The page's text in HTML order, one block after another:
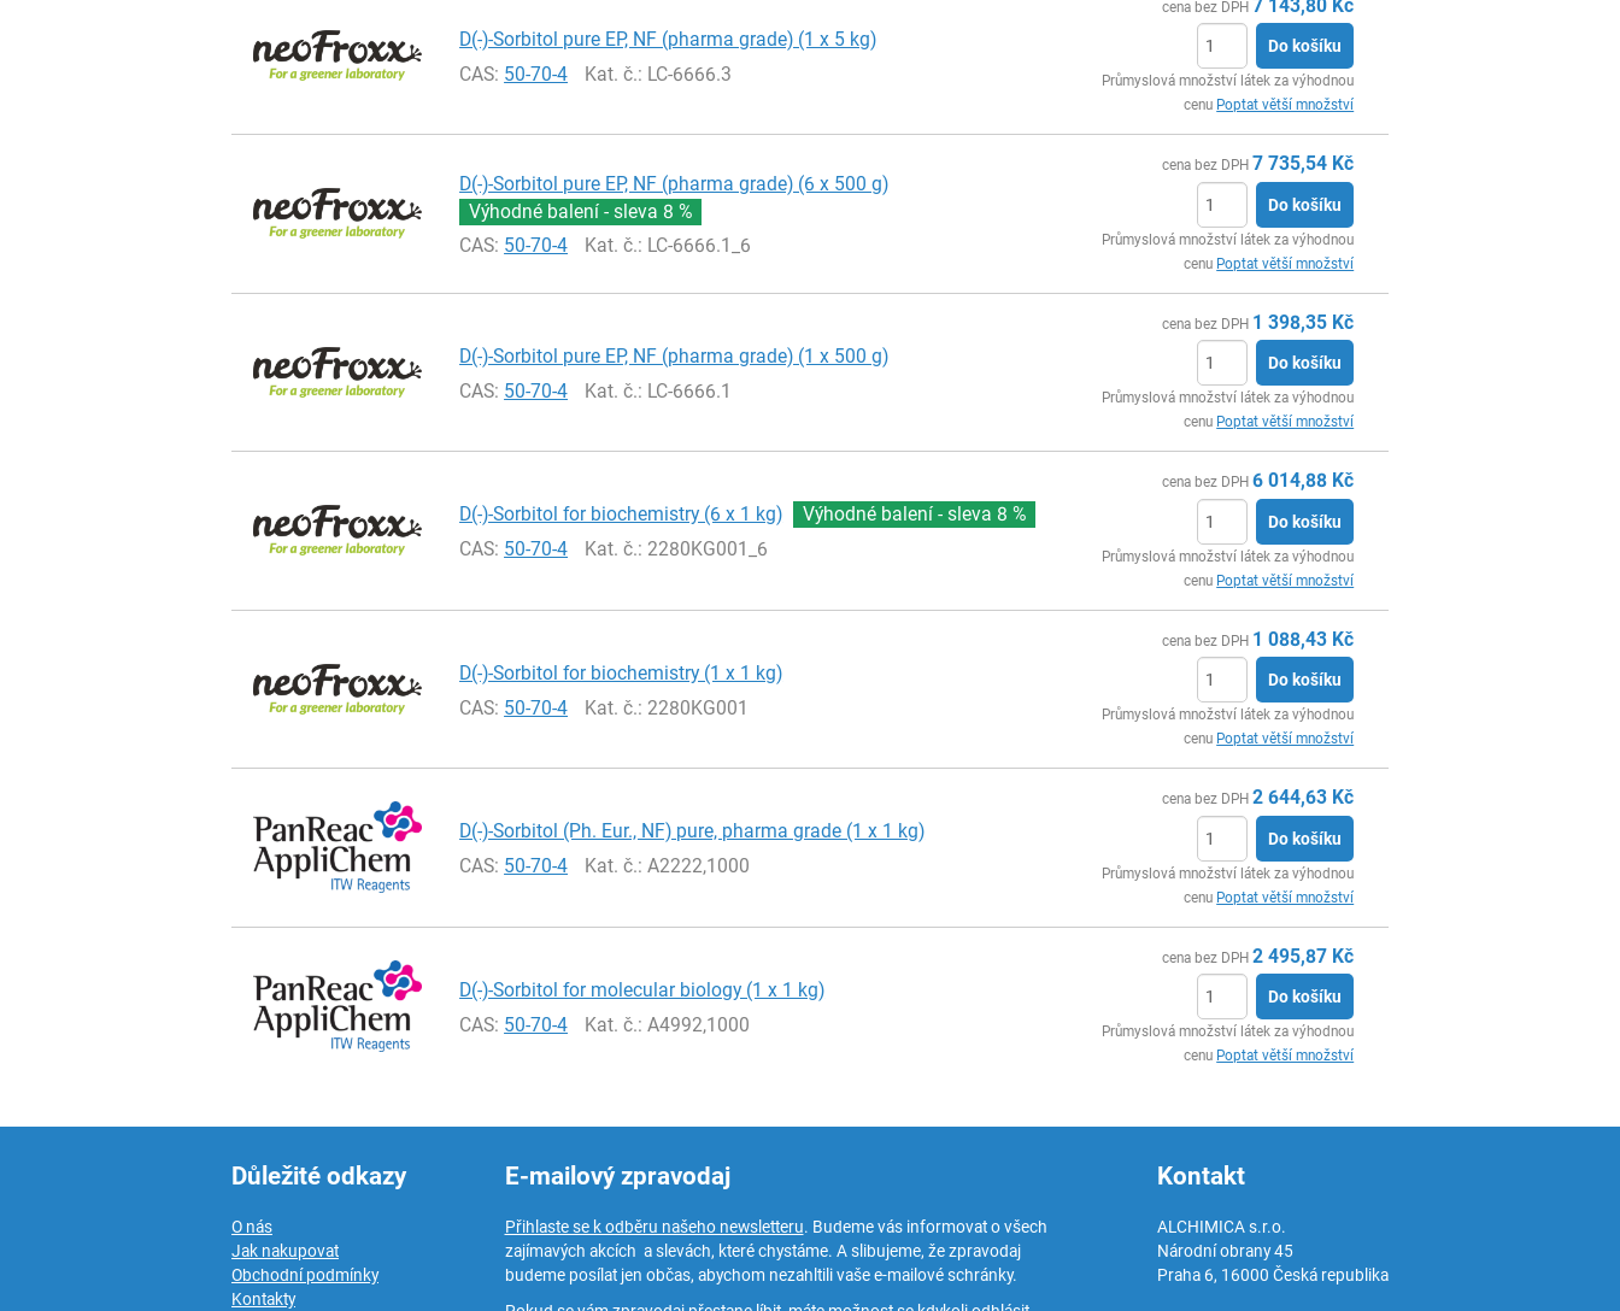
D(-)-Sorbitol pure EP, NF (pharma grade) (1 x 5 kg)
CAS: 50-70-4 Kat. č.: LC-6666.3
cena bez DPH 7 143,80 Kč
Do košíku
Průmyslová množství látek za výhodnou
cenu Poptat větší množství
D(-)-Sorbitol pure EP, NF (pharma grade) (6 x 500 g)
Výhodné balení - sleva 8 %
CAS: 50-70-4 Kat. č.: LC-6666.1_6
cena bez DPH 7 735,54 Kč
Do košíku
Průmyslová množství látek za výhodnou
cenu Poptat větší množství
D(-)-Sorbitol pure EP, NF (pharma grade) (1 x 500 g)
CAS: 50-70-4 Kat. č.: LC-6666.1
cena bez DPH 1 398,35 Kč
Do košíku
Průmyslová množství látek za výhodnou
cenu Poptat větší množství
D(-)-Sorbitol for biochemistry (6 x 1 kg) Výhodné balení - sleva 8 %
CAS: 50-70-4 Kat. č.: 2280KG001_6
cena bez DPH 6 014,88 Kč
Do košíku
Průmyslová množství látek za výhodnou
cenu Poptat větší množství
D(-)-Sorbitol for biochemistry (1 x 1 kg)
CAS: 50-70-4 Kat. č.: 2280KG001
cena bez DPH 1 088,43 Kč
Do košíku
Průmyslová množství látek za výhodnou
cenu Poptat větší množství
D(-)-Sorbitol (Ph. Eur., NF) pure, pharma grade (1 x 1 kg)
CAS: 50-70-4 Kat. č.: A2222,1000
cena bez DPH 2 644,63 Kč
Do košíku
Průmyslová množství látek za výhodnou
cenu Poptat větší množství
D(-)-Sorbitol for molecular biology (1 x 1 kg)
CAS: 50-70-4 Kat. č.: A4992,1000
cena bez DPH 2 495,87 Kč
Do košíku
Průmyslová množství látek za výhodnou
cenu Poptat větší množství
Důležité odkazy
O nás
Jak nakupovat
Obchodní podmínky
Kontakty
E-mailový zpravodaj
Přihlaste se k odběru našeho newsletteru. Budeme vás informovat o všech
zajímavých akcích a slevách, které chystáme. A slibujeme, že zpravodaj
budeme posílat jen občas, abychom nezahltili vaše e-mailové schránky.
Kontakt
ALCHIMICA s.r.o.
Národní obrany 45
Praha 6, 16000 Česká republika